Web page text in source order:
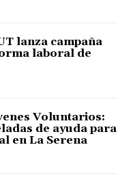
lanza campaña
laboral de
Voluntarios:
de ayuda para
en La Serena